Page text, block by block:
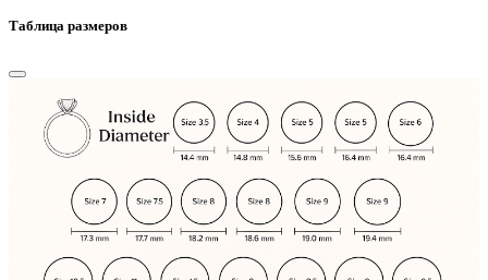
Таблица размеров